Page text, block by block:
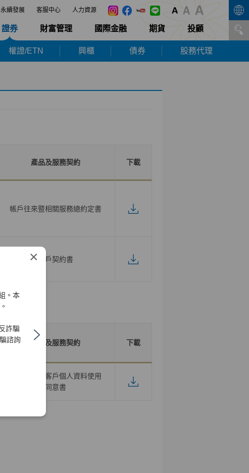
永續發展 客服中心 人力資源
證券 財富管理 國際金融 期貨 投顧
權證/ETN 興櫃 債券 股務代理
×
。本
詐騙
諮詢
產品及服務契約 下載
帳戶往來暨相關服務總約定書
開戶契約書
產品及服務契約 下載
合作推廣之客戶個人資料使用
同意書